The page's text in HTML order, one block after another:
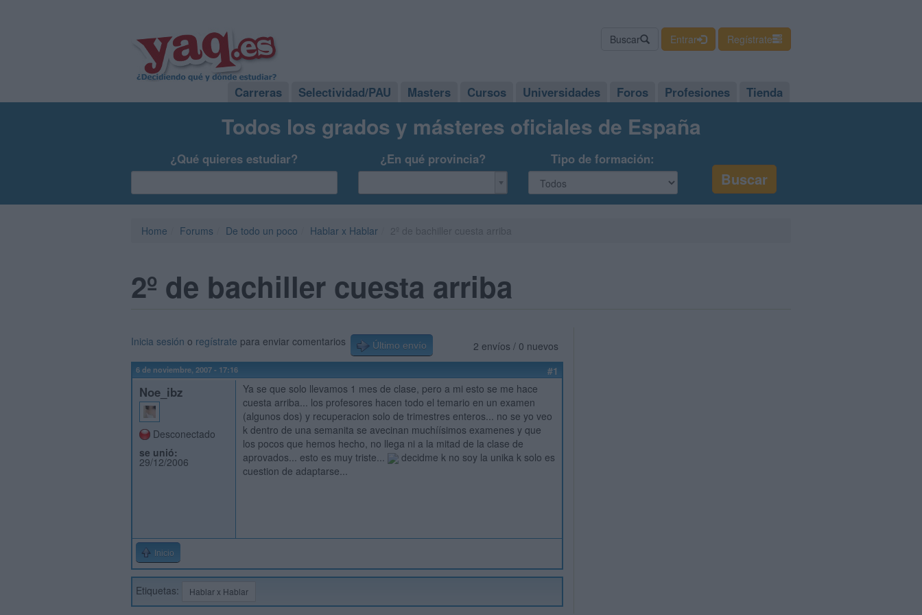
Buscar Entrar Regístrate
Carreras Selectividad/PAU Masters Cursos Universidades Foros Profesiones Tienda
Todos los grados y másteres oficiales de España
¿Qué quieres estudiar? ¿En qué provincia? Tipo de formación:
Home Forums De todo un poco Hablar x Hablar
2º de bachiller cuesta arriba
2 envíos / 0 nuevos
Inicia sesión o regístrate para enviar comentarios Último envío
6 de noviembre, 2007 - 17:16 #1
Noe_ibz
Desconectado
se unió:
29/12/2006
Ya se que solo llevamos 1 mes de clase, pero a mi esto se me hace
cuesta arriba... los profesores hacen todo el temario en un examen
(algunos dos) y recuperacion solo de trimestres enteros... no se yo veo
k dentro de una semanita se avecinan muchíísimos examenes y que
los pocos que hemos hecho, no llega ni a la mitad de la clase de
aprovados... esto es muy triste...
decidme k no soy la unika k solo es
cuestion de adaptarse...
Inicio
Etiquetas: Hablar x Hablar